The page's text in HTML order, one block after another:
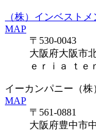
（株）インベスト
MAP
〒530-0043
大阪府大阪市
ｅｒｉａ ｔｅ
イーカンパニー（株
MAP
〒561-0881
大阪府豊中市